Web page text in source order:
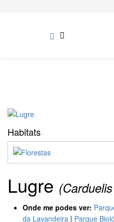
Habitats
Lugre
Onde me podes ver:
da Lavandeira | Parque